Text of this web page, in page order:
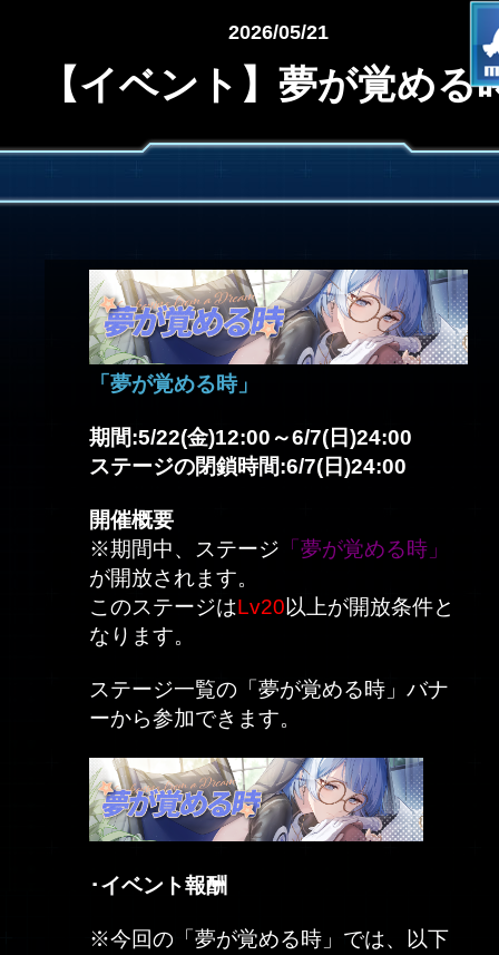
2026/05/21
【イベント】夢が覚める
「夢が覚める時」
期間:5/22(金)12:00～6/7(日)24:00
ステージの閉鎖時間:6/7(日)24:00
開催概要
※期間中、ステージ 「夢が覚める時」
が開放されます。
このステージはLv20以上が開放条件と
なります。
ステージ一覧の「夢が覚める時」バナ
ーから参加できます。
･イベント報酬
※今回の「夢が覚める時」では、以下